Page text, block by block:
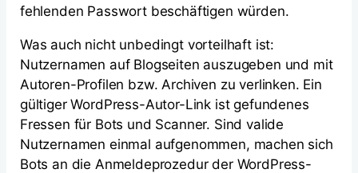
fehlenden Passwort beschäftigen würden.
Was auch nicht unbedingt vorteilhaft ist:
Nutzernamen auf Blogseiten auszugeben und mit
Autoren-Profilen bzw. Archiven zu verlinken. Ein
gültiger WordPress-Autor-Link ist gefundenes
Fressen für Bots und Scanner. Sind valide
Nutzernamen einmal aufgenommen, machen sich
Bots an die Anmeldeprozedur der WordPress-